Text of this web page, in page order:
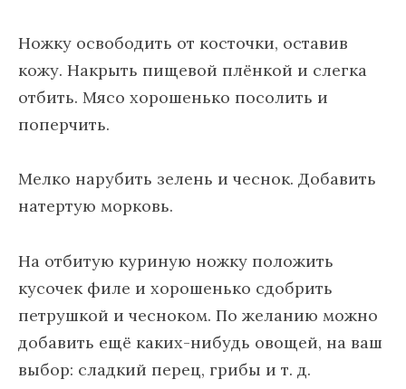
Ножку освободить от косточки, оставив
кожу. Накрыть пищевой плёнкой и слегка
отбить. Мясо хорошенько посолить и
поперчить.
Мелко нарубить зелень и чеснок. Добавить
натертую морковь.
На отбитую куриную ножку положить
кусочек филе и хорошенько сдобрить
петрушкой и чесноком. По желанию можно
добавить ещё каких-нибудь овощей, на ваш
выбор: сладкий перец, грибы и т. д.